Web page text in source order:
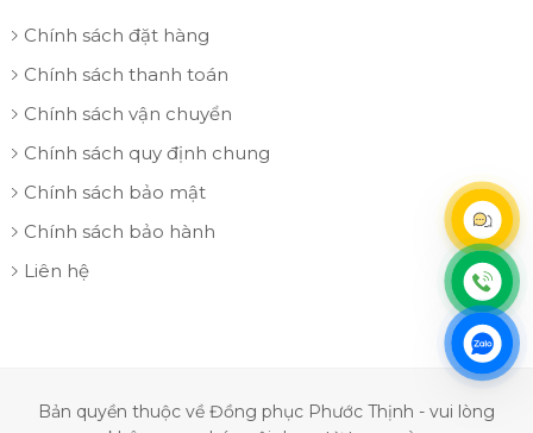
Chính sách đặt hàng
Chính sách thanh toán
Chính sách vận chuyển
Chính sách quy định chung
Chính sách bảo mật
Chính sách bảo hành
Liên hệ
Bản quyền thuộc về Đồng phục Phước Thịnh - vui lòng